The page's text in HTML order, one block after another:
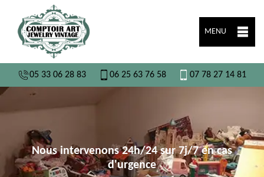
MENU
05 33 06 28 83 06 25 63 76 58 07 78 27 14 81
Nous intervenons 24h/24 sur 7j/7 en cas
d'urgence